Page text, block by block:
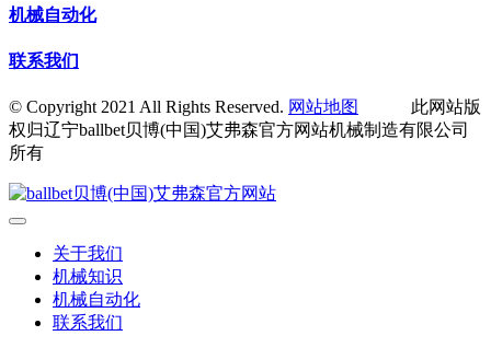
机械自动化
联系我们
© Copyright 2021 All Rights Reserved. 网站地图
此网站版
权归辽宁ballbet贝博(中国)艾弗森官方网站机械制造有限公司
所有
关于我们
机械知识
机械自动化
联系我们